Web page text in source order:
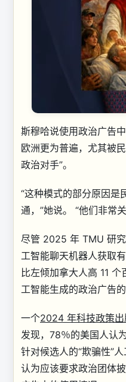
斯穆哈说使用政治广告
欧洲更为普遍，尤其被
政治对手”。
“这种模式的部分原因是
通，”她说。 “他们非常
尽管 2025 年 TMU 研
工智能聊天机器人获取
比左倾加拿大人高 11
工智能生成的政治广告
一个2024 年科技政策
发现，78％的美国人认
针对候选人的“欺骗性”
认为应该要求政治团体